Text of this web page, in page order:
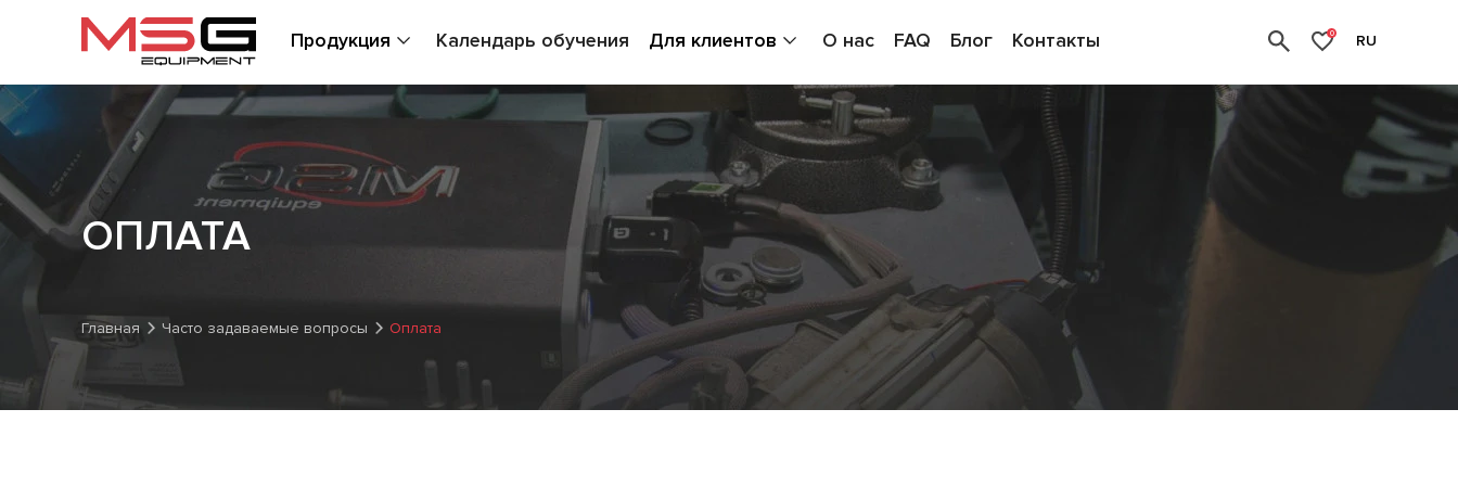
Продукция Календарь обучения Для клиентов О нас FAQ Блог Контакты 0 RU
ОПЛАТА
Главная Часто задаваемые вопросы Оплата